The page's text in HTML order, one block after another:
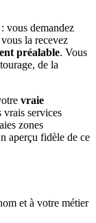
vous demandez
la recevez
préalable. Vous
de la
vraie
vrais services
zones
aperçu fidèle de ce
et à votre métier